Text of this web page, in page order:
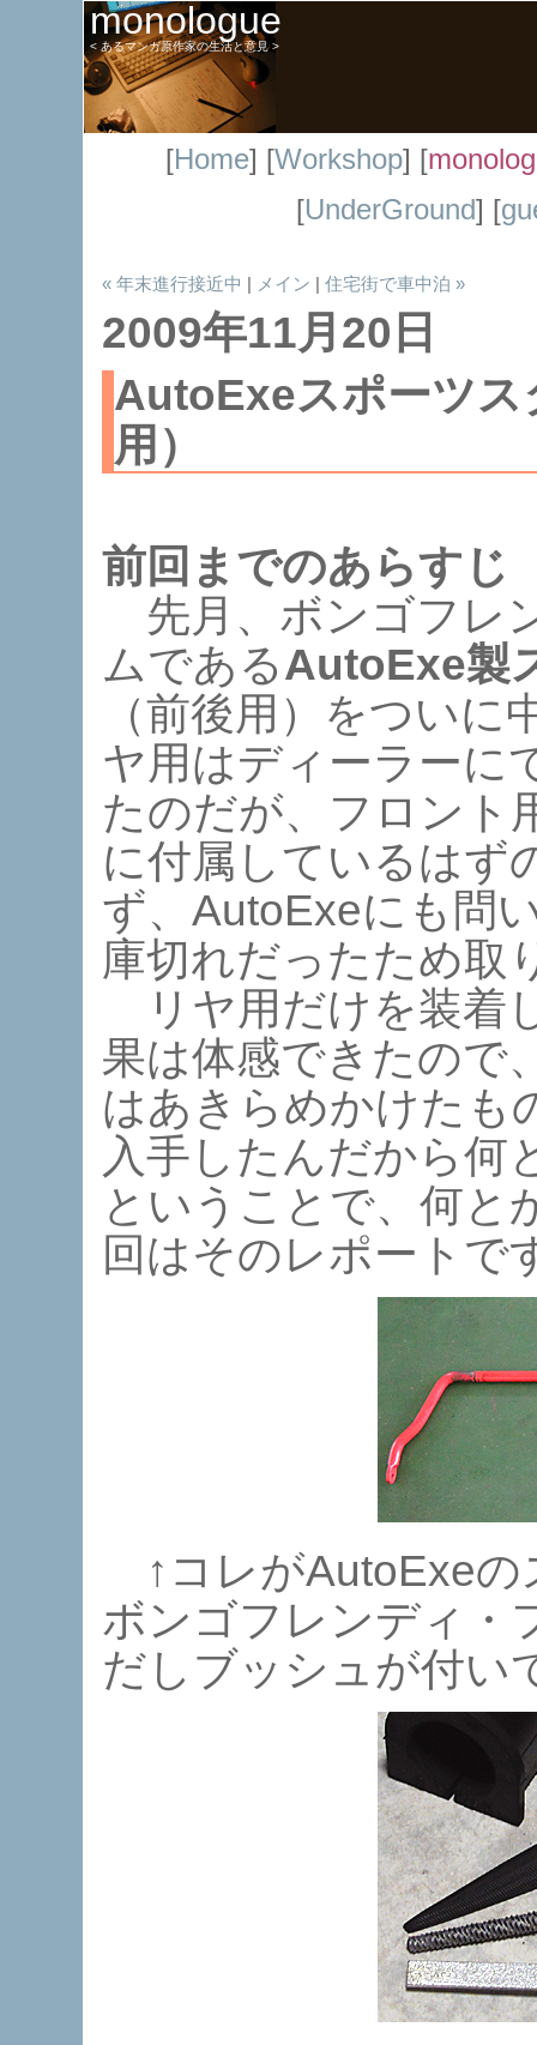
monologue
< あるマンガ原作家の生活と意見 >
[Home] [Workshop] [
[UnderGround] [
« 年末進行接近中 | メイン | 住宅街で車中泊 »
2009年11月20日
AutoExeスポーツス
用）
前回までのあらすじ
先月、ボンゴフレ
ムであるAutoExe製
（前後用）をつい
ヤ用はディーラーに
たのだが、フロント
に付属しているはず
ず、AutoExeにも問
庫切れだったため取
リヤ用だけを装着
果は体感できたので
はあきらめかけたも
入手したんだから
ということで、何と
回はそのレポートで
↑コレがAutoExeの
ボンゴフレンディ・
だしブッシュが付い